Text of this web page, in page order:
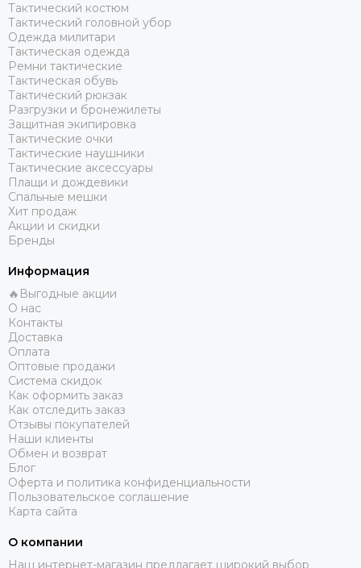
Тактический костюм
Тактический головной убор
Одежда милитари
Тактическая одежда
Ремни тактические
Тактическая обувь
Тактический рюкзак
Разгрузки и бронежилеты
Защитная экипировка
Тактические очки
Тактические наушники
Тактические аксессуары
Плащи и дождевики
Спальные мешки
Хит продаж
Акции и скидки
Бренды
Информация
🔥Выгодные акции
О нас
Контакты
Доставка
Оплата
Оптовые продажи
Система скидок
Как оформить заказ
Как отследить заказ
Отзывы покупателей
Наши клиенты
Обмен и возврат
Блог
Оферта и политика конфиденциальности
Пользовательское соглашение
Карта сайта
О компании
Наш интернет-магазин предлагает широкий выбор